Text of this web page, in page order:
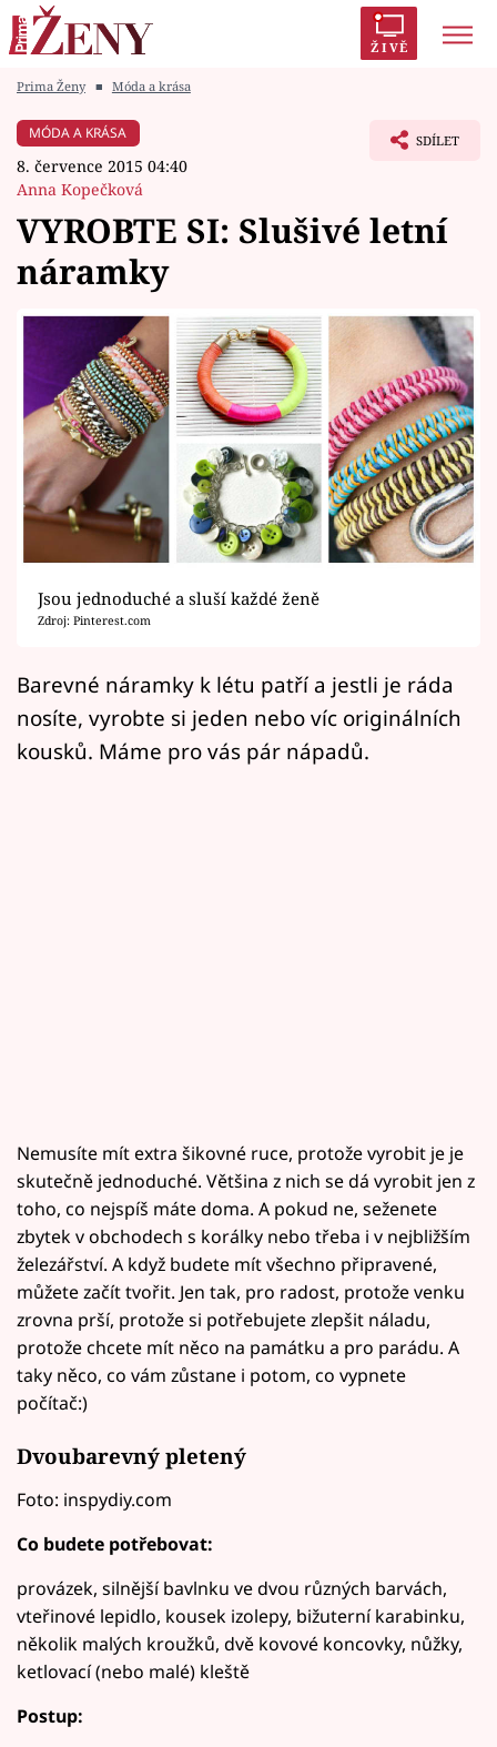
ŽIVĚ
Módní alarm
Témata
Celebrity
Vztahy
Seriály
Horoskopy
Sledujte prima+
Filmový festival Karlovy Vary
Mámy sobě
Prima Ženy ■ Móda a krása
MÓDA A KRÁSA
8. července 2015 04:40
Anna Kopečková
SDÍLET
VYROBTE SI: Slušivé letní
náramky
Jsou jednoduché a sluší každé ženě
Zdroj: Pinterest.com
Barevné náramky k létu patří a jestli je ráda
nosíte, vyrobte si jeden nebo víc originálních
kousků. Máme pro vás pár nápadů.
Nemusíte mít extra šikovné ruce, protože vyrobit je je
skutečně jednoduché. Většina z nich se dá vyrobit jen z
toho, co nejspíš máte doma. A pokud ne, seženete
zbytek v obchodech s korálky nebo třeba i v nejbližším
železářství. A když budete mít všechno připravené,
můžete začít tvořit. Jen tak, pro radost, protože venku
zrovna prší, protože si potřebujete zlepšit náladu,
protože chcete mít něco na památku a pro parádu. A
taky něco, co vám zůstane i potom, co vypnete
počítač:)
Dvoubarevný pletený
Foto: inspydiy.com
Co budete potřebovat:
provázek, silnější bavlnku ve dvou různých barvách,
vteřinové lepidlo, kousek izolepy, bižuterní karabinku,
několik malých kroužků, dvě kovové koncovky, nůžky,
ketlovací (nebo malé) kleště
Postup: